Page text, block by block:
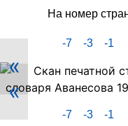
На номер
-7 -3 -1
Скан
PDF-
страницы
125
«
«
-7 -3 -1